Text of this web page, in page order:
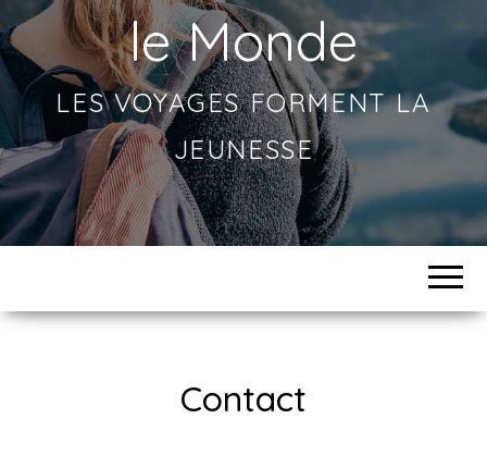
le Monde
LES VOYAGES FORMENT LA
JEUNESSE
Contact